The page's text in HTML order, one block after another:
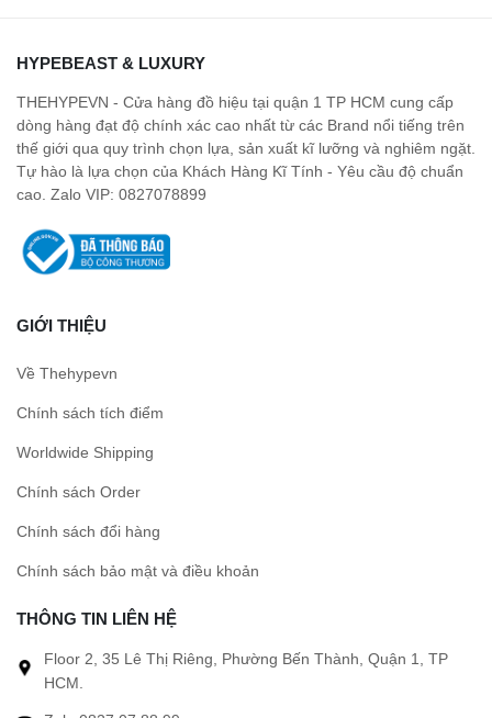
HYPEBEAST & LUXURY
THEHYPEVN - Cửa hàng đồ hiệu tại quận 1 TP HCM cung cấp
dòng hàng đạt độ chính xác cao nhất từ các Brand nổi tiếng trên
thế giới qua quy trình chọn lựa, sản xuất kĩ lưỡng và nghiêm ngặt.
Tự hào là lựa chọn của Khách Hàng Kĩ Tính - Yêu cầu độ chuẩn
cao. Zalo VIP: 0827078899
GIỚI THIỆU
Về Thehypevn
Chính sách tích điểm
Worldwide Shipping
Chính sách Order
Chính sách đổi hàng
Chính sách bảo mật và điều khoản
THÔNG TIN LIÊN HỆ
Floor 2, 35 Lê Thị Riêng, Phường Bến Thành, Quận 1, TP
HCM.